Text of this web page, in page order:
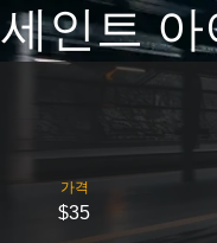
세인트
가격
$35